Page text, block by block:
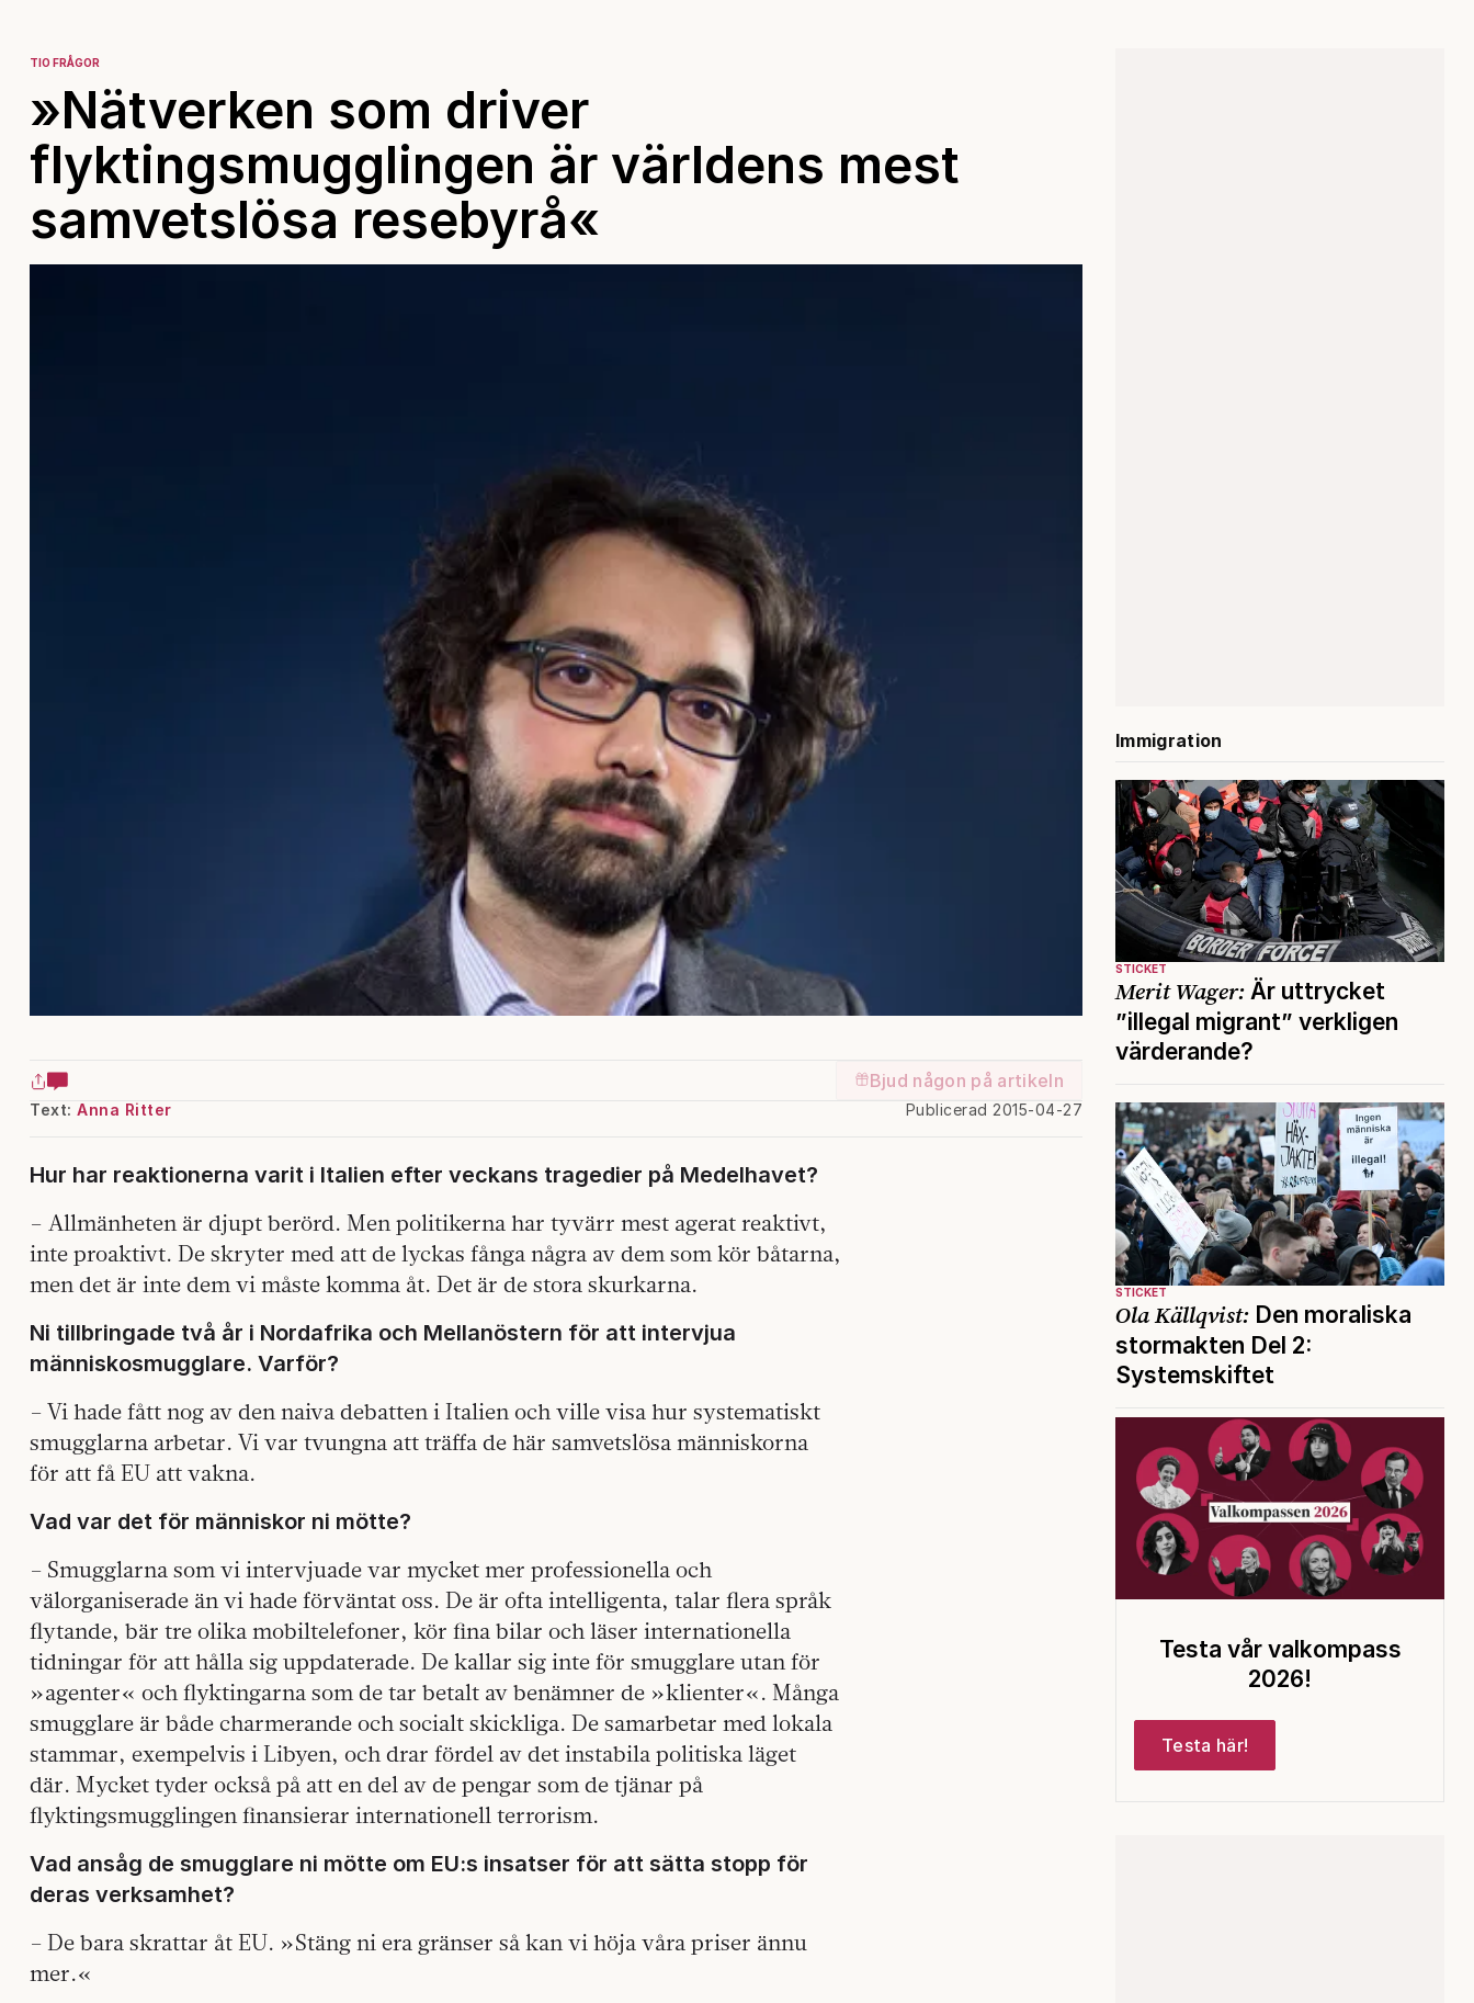
TIO FRÅGOR
»Nätverken som driver
flyktingsmugglingen är världens mest
samvetslösa resebyrå«
Bjud någon på artikeln
Text: Anna Ritter Publicerad 2015-04-27
Hur har reaktionerna varit i Italien efter veckans tragedier på Medelhavet?
– Allmänheten är djupt berörd. Men politikerna har tyvärr mest agerat reaktivt,
inte proaktivt. De skryter med att de lyckas fånga några av dem som kör båtarna,
men det är inte dem vi måste komma åt. Det är de stora skurkarna.
Ni tillbringade två år i Nordafrika och Mellanöstern för att intervjua
människosmugglare. Varför?
– Vi hade fått nog av den naiva debatten i Italien och ville visa hur systematiskt
smugglarna arbetar. Vi var tvungna att träffa de här samvetslösa människorna
för att få EU att vakna.
Vad var det för människor ni mötte?
– Smugglarna som vi intervjuade var mycket mer professionella och
välorganiserade än vi hade förväntat oss. De är ofta intelligenta, talar flera språk
flytande, bär tre olika mobiltelefoner, kör fina bilar och läser internationella
tidningar för att hålla sig uppdaterade. De kallar sig inte för smugglare utan för
»agenter« och flyktingarna som de tar betalt av benämner de »klienter«. Många
smugglare är både charmerande och socialt skickliga. De samarbetar med lokala
stammar, exempelvis i Libyen, och drar fördel av det instabila politiska läget
där. Mycket tyder också på att en del av de pengar som de tjänar på
flyktingsmugglingen finansierar internationell terrorism.
Vad ansåg de smugglare ni mötte om EU:s insatser för att sätta stopp för
deras verksamhet?
– De bara skrattar åt EU. »Stäng ni era gränser så kan vi höja våra priser ännu
mer.«
Immigration
STICKET
Merit Wager: Är uttrycket
”illegal migrant” verkligen
värderande?
STICKET
Ola Källqvist: Den moraliska
stormakten Del 2:
Systemskiftet
Testa vår valkompass
2026!
Testa här!